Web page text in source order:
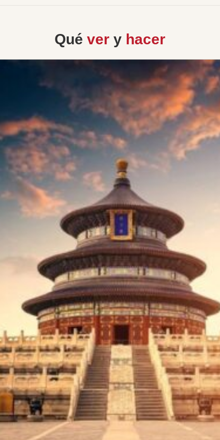
Qué ver y hacer